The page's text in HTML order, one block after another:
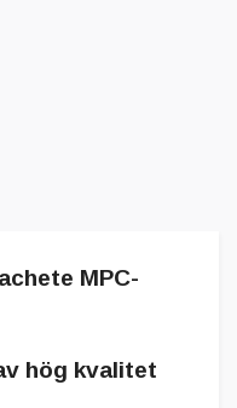
MPC-
hög kvalitet